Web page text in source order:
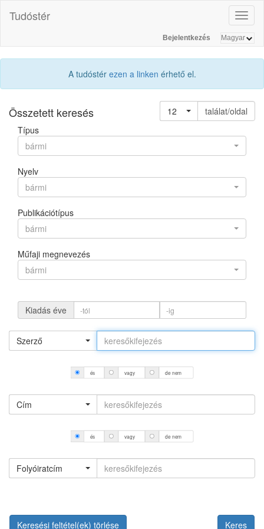
Tudóstér
Bejelentkezés
A tudóstér ezen a linken érhető el.
Összetett keresés 12
találat/oldal
Típus
bármi
Nyelv
bármi
Publikációtípus
bármi
Műfaji megnevezés
bármi
Kiadás éve
Szerző
és vagy de nem
Cím
és vagy de nem
Folyóiratcím
Keresési feltétel(ek) törlése